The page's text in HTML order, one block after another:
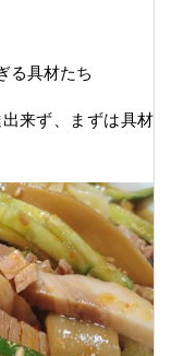
る具材たち
来ず、まずは具材